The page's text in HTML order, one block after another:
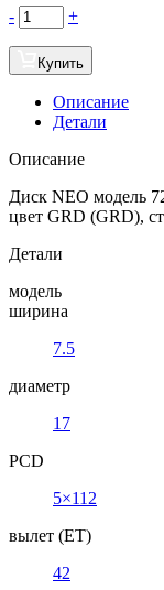
- +
Купить
Описание
Детали
Описание
Диск NEO модель
цвет GRD (GRD),
Детали
модель
ширина
7.5
диаметр
17
PCD
5×112
вылет (ET)
42